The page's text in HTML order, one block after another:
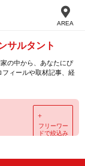
AREA
サルタント
の中から、あなたにぴ
ィールや取材記事、経
＋
フリーワー
ドで絞込み